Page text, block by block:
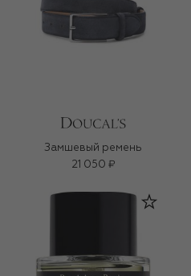
Замшевый ремень
21 050 ₽